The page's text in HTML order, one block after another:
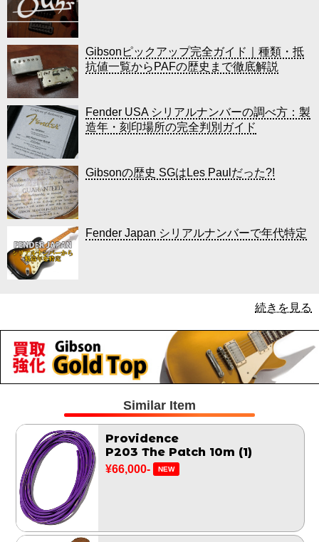
Gibsonピックアップ完全ガイド｜種類・抵
抗値一覧からPAFの歴史まで徹底解説
Fender USA シリアルナンバーの調べ方：製
造年・刻印場所の完全判別ガイド
Gibsonの歴史 SGはLes Paulだった?!
Fender Japan シリアルナンバーで年代特定
続きを見る
Similar Item
Providence
P203 The Patch 10m (1)
¥66,000- NEW